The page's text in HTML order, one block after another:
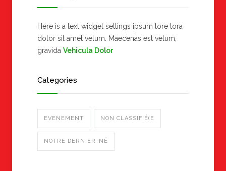
Here is a text widget settings ipsum lore tora
dolor sit amet velum. Maecenas est velum,
gravida Vehicula Dolor
Categories
EVENEMENT NON CLASSIFIÉ(E
NOTRE DERNIER-NÉ